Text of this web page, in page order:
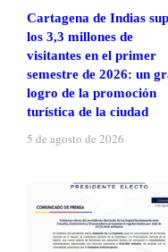
Cartagena de Indias
los 3,3 millones de
visitantes en el primer
semestre de 2026: un
logro de la promoción
turística de la ciudad
5 de agosto de 2026